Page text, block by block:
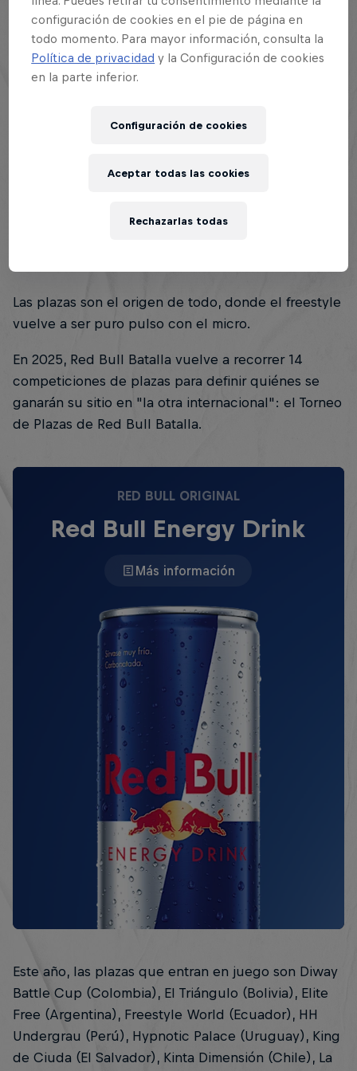
Esta historia es parte de
Red Bull Batalla
Las plazas son el origen de todo, donde el freestyle
vuelve a ser puro pulso con el micro.
En 2025, Red Bull Batalla vuelve a recorrer 14
competiciones de plazas para definir quiénes se
ganarán su sitio en "la otra internacional": el Torneo
de Plazas de Red Bull Batalla.
RED BULL ORIGINAL
Red Bull Energy Drink
Más información
Este año, las plazas que entran en juego son Diway
Battle Cup (Colombia), El Triángulo (Bolivia), Elite
Free (Argentina), Freestyle World (Ecuador), HH
Undergrau (Perú), Hypnotic Palace (Uruguay), King
de Ciuda (El Salvador), Kinta Dimensión (Chile), La
configuración de cookies en el pie de página en
todo momento. Para mayor información, consulta la
Política de privacidad y la Configuración de cookies
en la parte inferior.
Configuración de cookies
Rechazarlas todas
Aceptar todas las cookies